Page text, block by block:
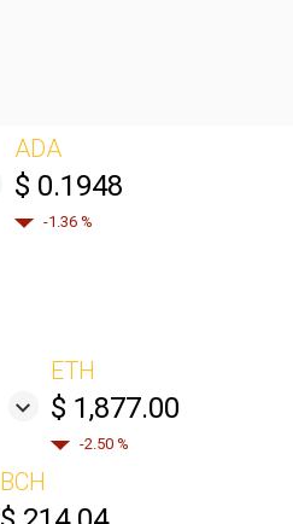
ADA
$ 0.1948
-1.36 %
ETH
$ 1,877.00
-2.50 %
BCH